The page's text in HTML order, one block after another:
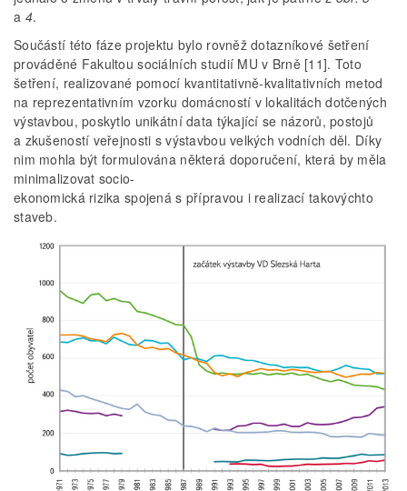
a 4.
Součástí této fáze projektu bylo rovněž dotazníkové šetření
prováděné Fakultou sociálních studií MU v Brně [11]. Toto
šetření, realizované pomocí kvantitativně­‑kvalitativních metod
na reprezentativním vzorku domácností v lokalitách dotčených
výstavbou, poskytlo unikátní data týkající se názorů, postojů
a zkušeností veřejnosti s výstavbou velkých vodních děl. Díky
nim mohla být formulována některá doporučení, která by měla
minimalizovat socio-
ekonomická rizika spojená s přípravou i realizací takovýchto
staveb.